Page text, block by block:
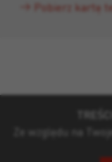
Pobierz kartę
Ze względu na